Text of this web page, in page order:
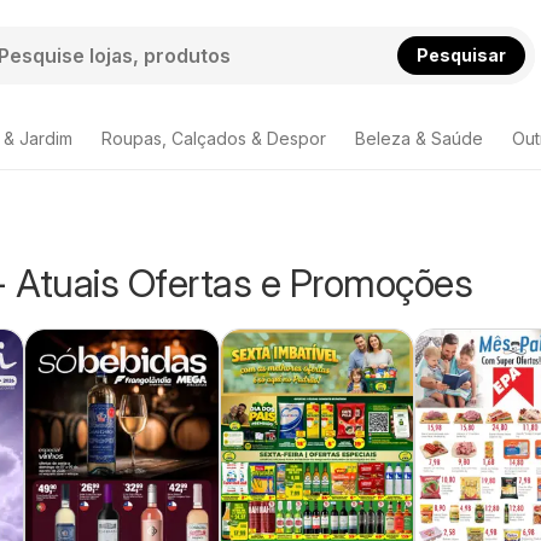
Pesquisar
Jardim Roupas, Calçados & Despor Beleza & Saúde
Atuais Ofertas e Promoções